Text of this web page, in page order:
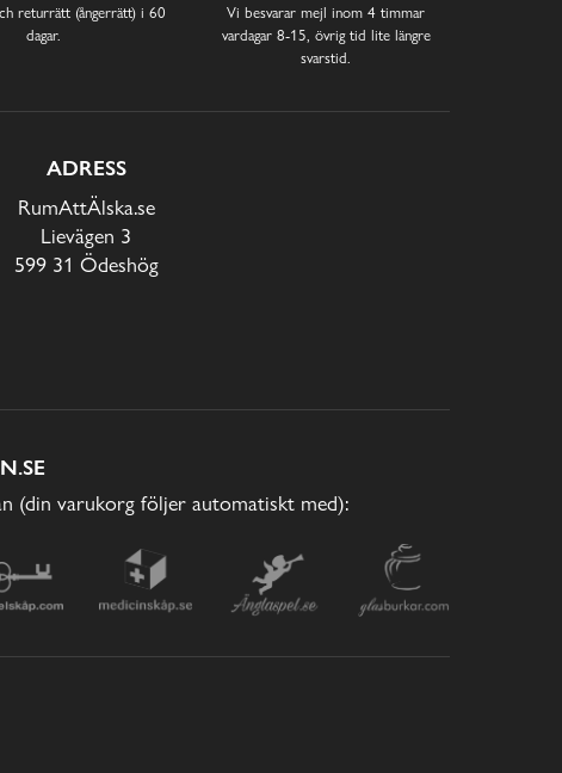
returrätt (ångerrätt) i 60
dagar.
Vi besvarar mejl inom 4 timmar
vardagar 8-15, övrig tid lite längre
svarstid.
ADRESS
RumAttÄlska.se
Lievägen 3
599 31 Ödeshög
(din varukorg följer automatiskt med):